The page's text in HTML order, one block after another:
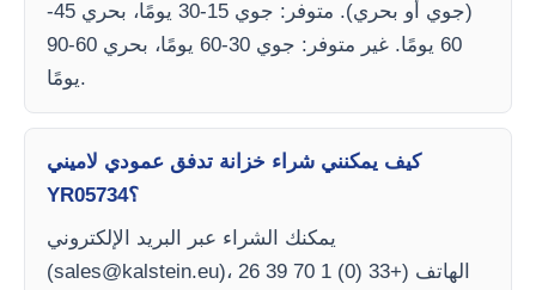
(جوي أو بحري). متوفر: جوي 15-30 يومًا، بحري 45-
60 يومًا. غير متوفر: جوي 30-60 يومًا، بحري 60-90
يومًا.
كيف يمكنني شراء خزانة تدفق عمودي لاميني
YR05734؟
يمكنك الشراء عبر البريد الإلكتروني
(sales@kalstein.eu)، الهاتف (+33 (0) 1 70 39 26